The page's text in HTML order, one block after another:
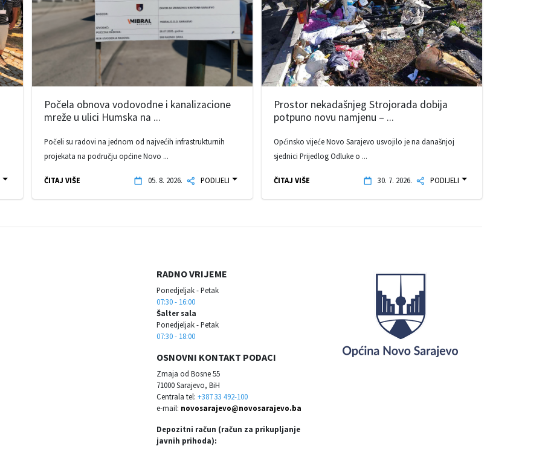
Počela obnova vodovodne i kanalizacione
mreže u ulici Humska na ...
Počeli su radovi na jednom od najvećih infrastrukturnih
projekata na području općine Novo ...
ČITAJ VIŠE 05. 8. 2026. PODIJELI
Prostor nekadašnjeg Strojorada dobija
potpuno novu namjenu – ...
Općinsko vijeće Novo Sarajevo usvojilo je na današnjoj
sjednici Prijedlog Odluke o ...
ČITAJ VIŠE 30. 7. 2026. PODIJELI
RADNO VRIJEME
Ponedjeljak - Petak
07:30 - 16:00
Šalter sala
Ponedjeljak - Petak
07:30 - 18:00
OSNOVNI KONTAKT PODACI
Zmaja od Bosne 55
71000 Sarajevo, BiH
Centrala tel: +387 33 492-100
e-mail: novosarajevo@novosarajevo.ba
Depozitni račun (račun za prikupljanje
javnih prihoda):